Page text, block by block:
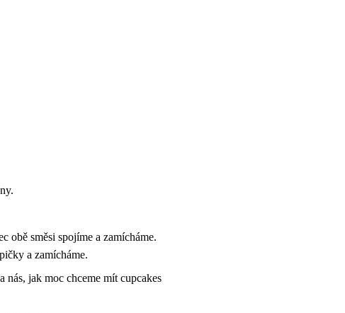
obě směsi spojíme a zamícháme.
a zamícháme.
jak moc chceme mít cupcakes